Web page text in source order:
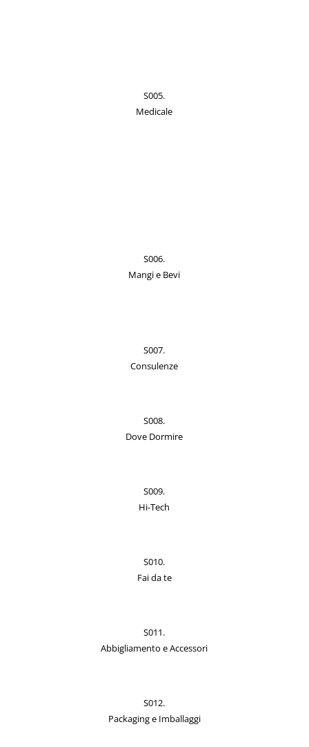
S005.
Medicale
S006.
Mangi e Bevi
S007.
Consulenze
S008.
Dove Dormire
S009.
Hi-Tech
S010.
Fai da te
S011.
Abbigliamento e Accessori
S012.
Packaging e Imballaggi